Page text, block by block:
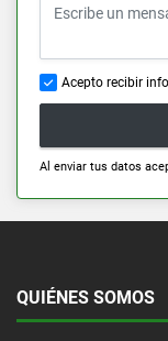
Acepto recibir
Al enviar tus datos
QUIÉNES SOMOS